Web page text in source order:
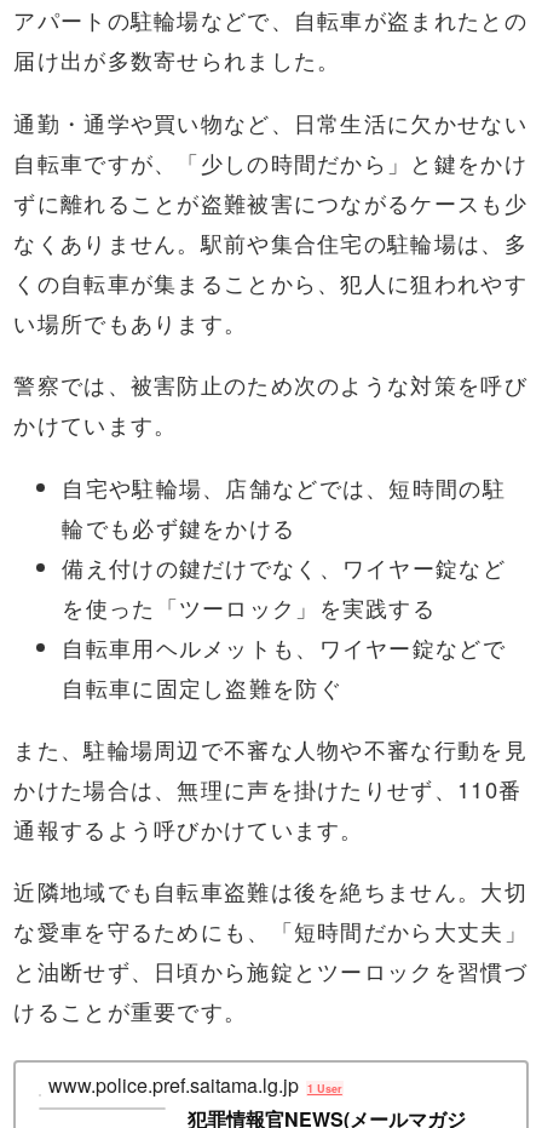
アパートの駐輪場などで、自転車が盗まれたとの
届け出が多数寄せられました。
通勤・通学や買い物など、日常生活に欠かせない
自転車ですが、「少しの時間だから」と鍵をかけ
ずに離れることが盗難被害につながるケースも少
なくありません。駅前や集合住宅の駐輪場は、多
くの自転車が集まることから、犯人に狙われやす
い場所でもあります。
警察では、被害防止のため次のような対策を呼び
かけています。
自宅や駐輪場、店舗などでは、短時間の駐
輪でも必ず鍵をかける
備え付けの鍵だけでなく、ワイヤー錠など
を使った「ツーロック」を実践する
自転車用ヘルメットも、ワイヤー錠などで
自転車に固定し盗難を防ぐ
また、駐輪場周辺で不審な人物や不審な行動を見
かけた場合は、無理に声を掛けたりせず、110番
通報するよう呼びかけています。
近隣地域でも自転車盗難は後を絶ちません。大切
な愛車を守るためにも、「短時間だから大丈夫」
と油断せず、日頃から施錠とツーロックを習慣づ
けることが重要です。
www.police.pref.saitama.lg.jp 1 User
犯罪情報官NEWS(メールマガジ